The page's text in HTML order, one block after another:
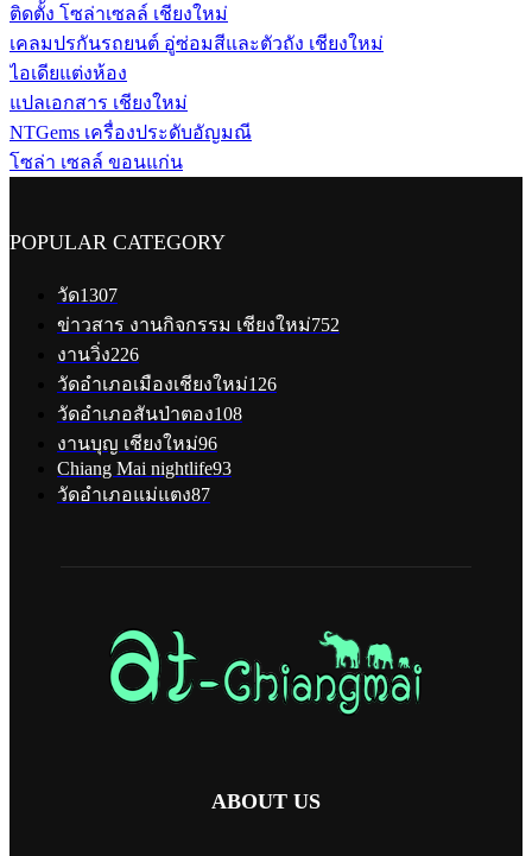
ติดตั้ง โซล่าเซลล์ เชียงใหม่
เคลมปรกันรถยนต์ อู่ซ่อมสีและตัวถัง เชียงใหม่
ไอเดียแต่งห้อง
แปลเอกสาร เชียงใหม่
NTGems เครื่องประดับอัญมณี
โซล่า เซลล์ ขอนแก่น
POPULAR CATEGORY
วัด1307
ข่าวสาร งานกิจกรรม เชียงใหม่752
งานวิ่ง226
วัดอำเภอเมืองเชียงใหม่126
วัดอำเภอสันป่าตอง108
งานบุญ เชียงใหม่96
Chiang Mai nightlife93
วัดอำเภอแม่แตง87
ABOUT US